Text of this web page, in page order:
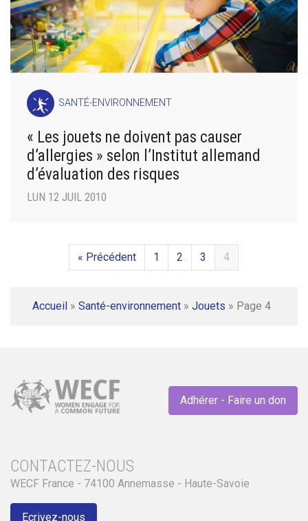
SANTÉ-ENVIRONNEMENT
« Les jouets ne doivent pas causer
d’allergies » selon l’Institut allemand
d’évaluation des risques
LUN 12 JUIL 2010
« Précédent 1 2 3 4
Accueil » Santé-environnement » Jouets » Page 4
Adhérer - Faire un don
CONTACTEZ-NOUS
WECF France - 74100 Annemasse - Haute-Savoie
Ecrivez-nous